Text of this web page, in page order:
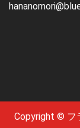
Copyright © フ